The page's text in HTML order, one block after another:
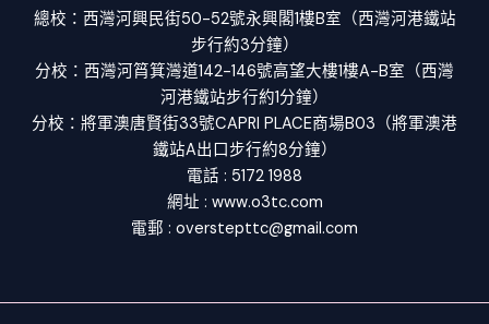
總校：西灣河興民街50-52號永興閣1樓B室（西灣河港鐵站
步行約3分鐘）
分校：西灣河筲箕灣道142-146號高望大樓1樓A-B室（西灣
河港鐵站步行約1分鐘）
分校：將軍澳唐賢街33號CAPRI PLACE商場B03（將軍澳港
鐵站A出口步行約8分鐘）
電話 : 5172 1988
網址 : www.o3tc.com
電郵 : overstepttc@gmail.com